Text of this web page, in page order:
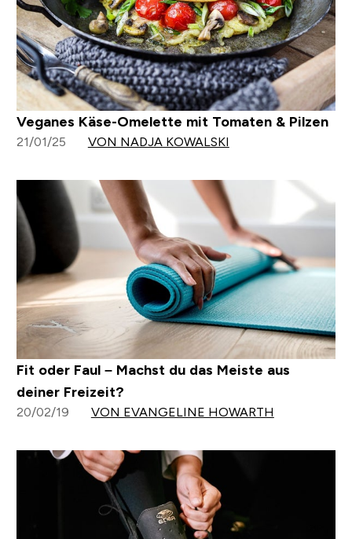
Veganes Käse-Omelette mit Tomaten & Pilzen
21/01/25 VON NADJA KOWALSKI
Fit oder Faul – Machst du das Meiste aus
deiner Freizeit?
20/02/19 VON EVANGELINE HOWARTH